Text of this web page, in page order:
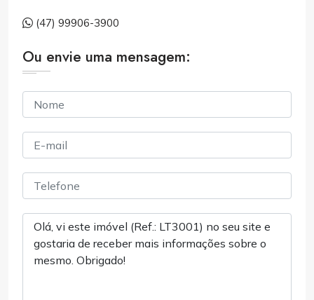
(47) 99906-3900
Ou envie uma mensagem: